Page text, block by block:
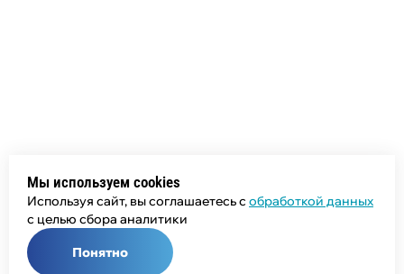
Мы используем cookies
Используя сайт, вы соглашаетесь с обработкой данных
с целью сбора аналитики
Понятно